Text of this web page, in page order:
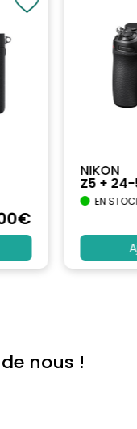
€
NIKON
Z5 +
EN
nous !